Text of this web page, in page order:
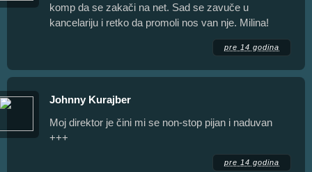
komp da se zakači na net. Sad se zavuče u
kancelariju i retko da promoli nos van nje. Milina!
pre 14 godina
Johnny Kurajber
Moj direktor je čini mi se non-stop pijan i naduvan
+++
pre 14 godina